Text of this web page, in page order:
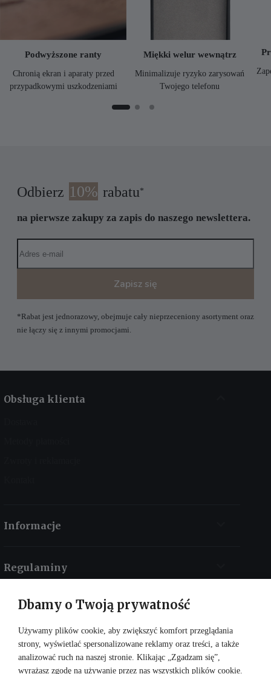
Podwyższone ranty
Chronią ekran i aparaty przed
przypadkowymi uszkodzeniami
Miękki welur wewnątrz
Minimalizuje ryzyko zarysowań
Twojego telefonu
Odbierz 10% rabatu*
na pierwsze zakupy za zapis do naszego newslettera.
Zapisz się
*Rabat jest jednorazowy, obejmuje cały nieprzeceniony asortyment oraz
nie łączy się z innymi promocjami.
Obsługa klienta
Informacje
Regulaminy
Kontakt
Dbamy o Twoją prywatność
Używamy plików cookie, aby zwiększyć komfort przeglądania
strony, wyświetlać spersonalizowane reklamy oraz treści, a także
analizować ruch na naszej stronie. Klikając „Zgadzam się”,
wyrażasz zgodę na używanie przez nas wszystkich plików cookie.